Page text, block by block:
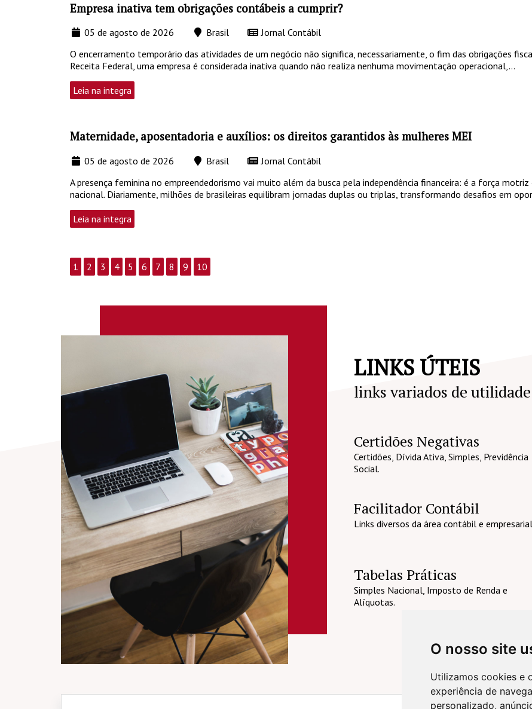
O nosso site
Utilizamos cookies e
experiência de
personalizado,
Empresa inativa tem obrigações contábeis a cumprir?
05 de agosto de 2026 Brasil
Jornal Contábil
O encerramento temporário das atividades de um negócio não significa, necessariamente, o fim das obrigações
Receita Federal, uma empresa é considerada inativa quando não realiza nenhuma movimentação operacional,...
Leia na integra
Maternidade, aposentadoria e auxílios: os direitos garantidos às mulheres MEI
05 de agosto de 2026 Brasil
Jornal Contábil
A presença feminina no empreendedorismo vai muito além da busca pela independência financeira: é a força
nacional. Diariamente, milhões de brasileiras equilibram jornadas duplas ou triplas, transformando desafios em
Leia na integra
1 2 3 4 5 6 7 8 9 10
LINKS ÚTEIS
links variados de
Certidões Negativas
Certidões, Dívida Ativa, Simples, Previdência
Social.
Facilitador Contábil
Links diversos da área contábil e
Tabelas Práticas
Simples Nacional, Imposto de Renda e
Alíquotas.